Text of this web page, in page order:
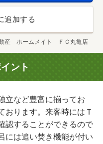
追加する
動産 ホームメイト ＦＣ丸亀店
ント
立など豊富に揃ってお
おります。来客時にはＴ
認することができるので
には追い焚き機能が付い